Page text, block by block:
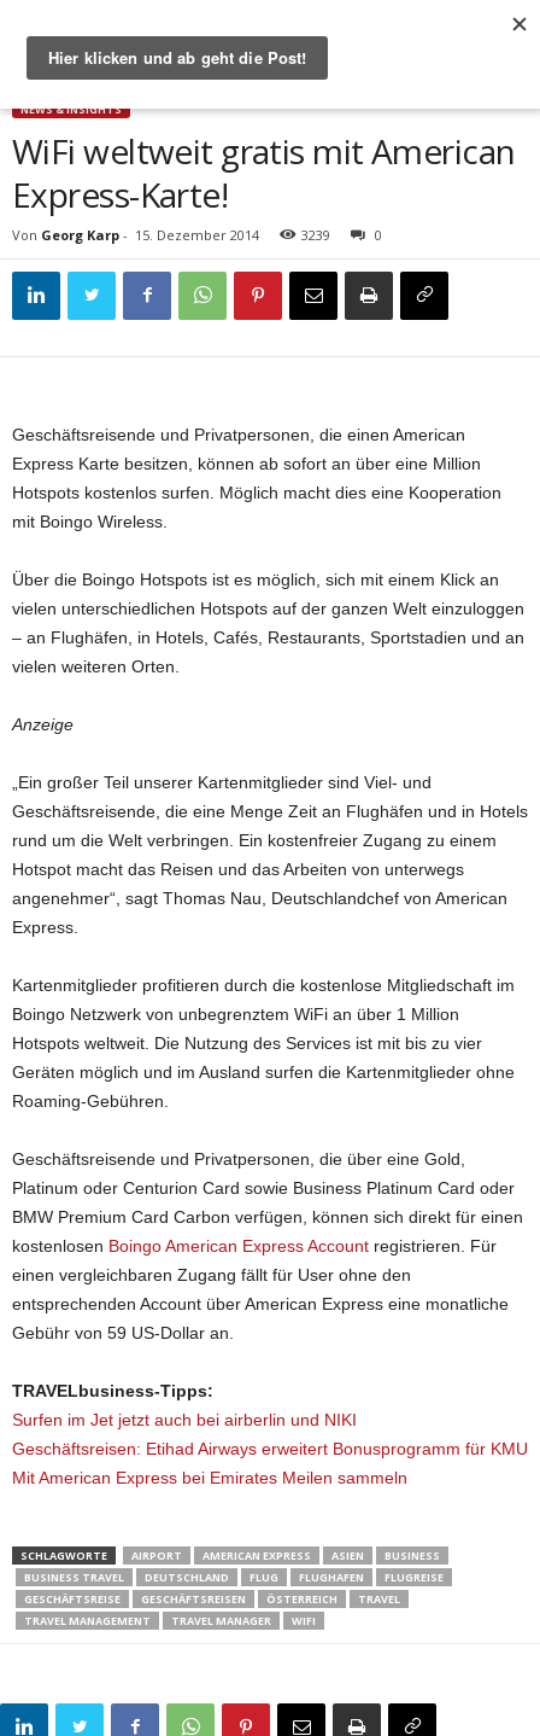
Start News & Insights WiFi weltweit gratis mit American Express-Karte!
NEWS & INSIGHTS
WiFi weltweit gratis mit American
Express-Karte!
Von Georg Karp - 15. Dezember 2014 3239 0
Geschäftsreisende und Privatpersonen, die einen American
Express Karte besitzen, können ab sofort an über eine Million
Hotspots kostenlos surfen. Möglich macht dies eine Kooperation
mit Boingo Wireless.
Über die Boingo Hotspots ist es möglich, sich mit einem Klick an
vielen unterschiedlichen Hotspots auf der ganzen Welt einzuloggen
– an Flughäfen, in Hotels, Cafés, Restaurants, Sportstadien und an
vielen weiteren Orten.
Anzeige
„Ein großer Teil unserer Kartenmitglieder sind Viel- und
Geschäftsreisende, die eine Menge Zeit an Flughäfen und in Hotels
rund um die Welt verbringen. Ein kostenfreier Zugang zu einem
Hotspot macht das Reisen und das Arbeiten von unterwegs
angenehmer“, sagt Thomas Nau, Deutschlandchef von American
Express.
Kartenmitglieder profitieren durch die kostenlose Mitgliedschaft im
Boingo Netzwerk von unbegrenztem WiFi an über 1 Million
Hotspots weltweit. Die Nutzung des Services ist mit bis zu vier
Geräten möglich und im Ausland surfen die Kartenmitglieder ohne
Roaming-Gebühren.
Geschäftsreisende und Privatpersonen, die über eine Gold,
Platinum oder Centurion Card sowie Business Platinum Card oder
BMW Premium Card Carbon verfügen, können sich direkt für einen
kostenlosen Boingo American Express Account registrieren. Für
einen vergleichbaren Zugang fällt für User ohne den
entsprechenden Account über American Express eine monatliche
Gebühr von 59 US-Dollar an.
TRAVELbusiness-Tipps:
Surfen im Jet jetzt auch bei airberlin und NIKI
Geschäftsreisen: Etihad Airways erweitert Bonusprogramm für KMU
Mit American Express bei Emirates Meilen sammeln
SCHLAGWORTE AIRPORT AMERICAN EXPRESS ASIEN
BUSINESS
BUSINESS TRAVEL
DEUTSCHLAND FLUG FLUGHAFEN
FLUGREISE
GESCHÄFTSREISE
GESCHÄFTSREISEN ÖSTERREICH
TRAVEL
TRAVEL MANAGEMENT
TRAVEL MANAGER WIFI